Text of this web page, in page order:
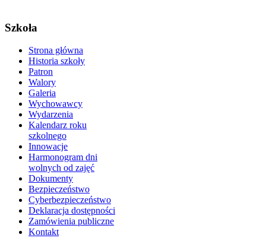
Szkoła
Strona główna
Historia szkoły
Patron
Walory
Galeria
Wychowawcy
Wydarzenia
Kalendarz roku
szkolnego
Innowacje
Harmonogram dni
wolnych od zajęć
Dokumenty
Bezpieczeństwo
Cyberbezpieczeństwo
Deklaracja dostępności
Zamówienia publiczne
Kontakt